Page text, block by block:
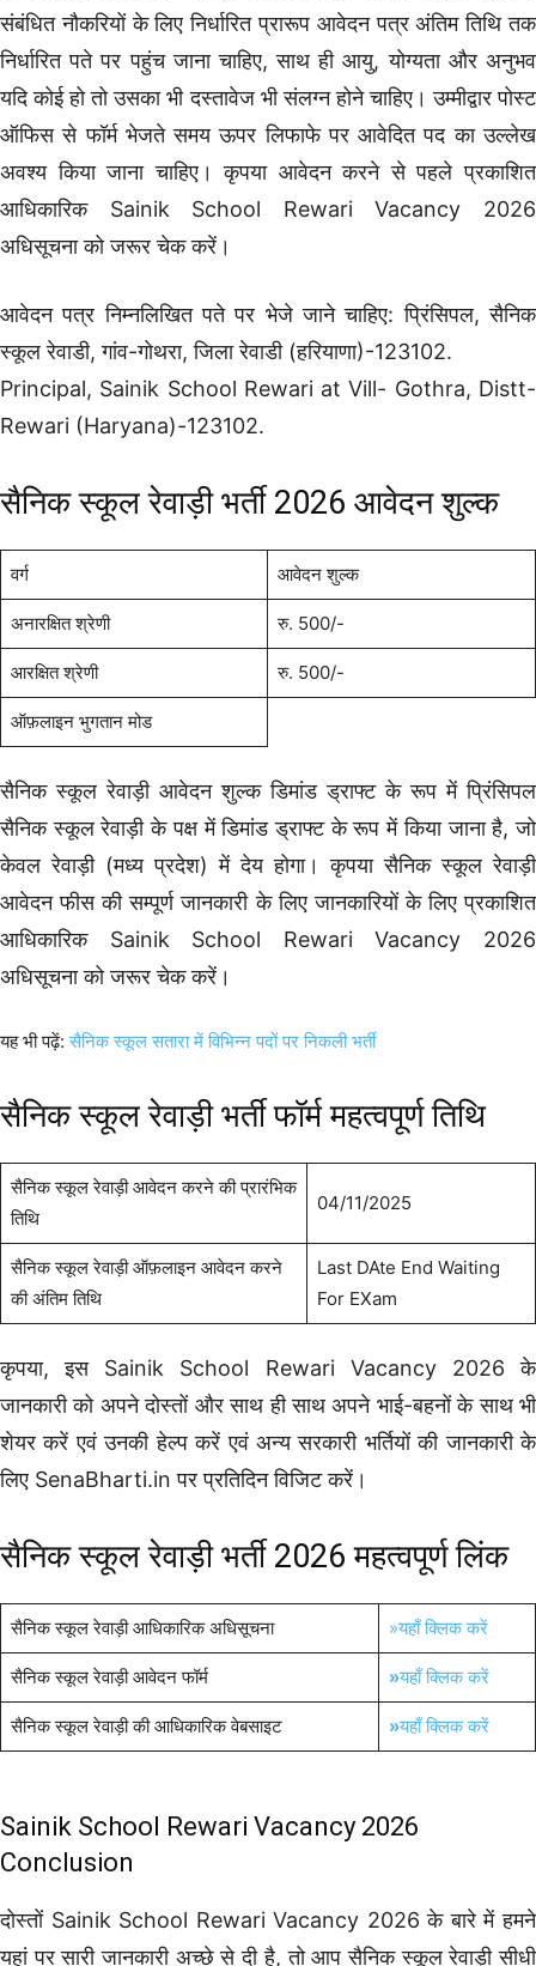
संबंधित नौकरियों के लिए निर्धारित प्रारूप आवेदन पत्र अंतिम तिथि तक
निर्धारित पते पर पहुंच जाना चाहिए, साथ ही आयु, योग्यता और अनुभव
यदि कोई हो तो उसका भी दस्तावेज भी संलग्न होने चाहिए। उम्मीद्वार पोस्ट
ऑफिस से फॉर्म भेजते समय ऊपर लिफाफे पर आवेदित पद का उल्लेख
अवश्य किया जाना चाहिए। कृपया आवेदन करने से पहले प्रकाशित
आधिकारिक Sainik School Rewari Vacancy 2026
अधिसूचना को जरूर चेक करें।
आवेदन पत्र निम्नलिखित पते पर भेजे जाने चाहिए: प्रिंसिपल, सैनिक
स्कूल रेवाडी, गांव-गोथरा, जिला रेवाडी (हरियाणा)-123102.
Principal, Sainik School Rewari at Vill- Gothra, Distt-
Rewari (Haryana)-123102.
सैनिक स्कूल रेवाड़ी भर्ती 2026 आवेदन शुल्क
वर्ग आवेदन शुल्क
अनारक्षित श्रेणी रु. 500/-
आरक्षित श्रेणी रु. 500/-
ऑफ़लाइन भुगतान मोड
सैनिक स्कूल रेवाड़ी आवेदन शुल्क डिमांड ड्राफ्ट के रूप में प्रिंसिपल
सैनिक स्कूल रेवाड़ी के पक्ष में डिमांड ड्राफ्ट के रूप में किया जाना है, जो
केवल रेवाड़ी (मध्य प्रदेश) में देय होगा। कृपया सैनिक स्कूल रेवाड़ी
आवेदन फीस की सम्पूर्ण जानकारी के लिए जानकारियों के लिए प्रकाशित
आधिकारिक Sainik School Rewari Vacancy 2026
अधिसूचना को जरूर चेक करें।
यह भी पढ़ें:सैनिक स्कूल सतारा में विभिन्न पदों पर निकली भर्ती
सैनिक स्कूल रेवाड़ी भर्ती फॉर्म महत्वपूर्ण तिथि
सैनिक स्कूल रेवाड़ी आवेदन करने की प्रारंभिक
तिथि
04/11/2025
सैनिक स्कूल रेवाड़ी ऑफ़लाइन आवेदन करने
की अंतिम तिथि
Last DAte End Waiting
For EXam
कृपया, इस Sainik School Rewari Vacancy 2026 के
जानकारी को अपने दोस्तों और साथ ही साथ अपने भाई-बहनों के साथ भी
शेयर करें एवं उनकी हेल्प करें एवं अन्य सरकारी भर्तियों की जानकारी के
लिए SenaBharti.in पर प्रतिदिन विजिट करें।
सैनिक स्कूल रेवाड़ी भर्ती 2026 महत्वपूर्ण लिंक
सैनिक स्कूल रेवाड़ी आधिकारिक अधिसूचना »यहाँ क्लिक करें
सैनिक स्कूल रेवाड़ी आवेदन फॉर्म »यहाँ क्लिक करें
सैनिक स्कूल रेवाड़ी की आधिकारिक वेबसाइट »यहाँ क्लिक करें
Sainik School Rewari Vacancy 2026
Conclusion
दोस्तों Sainik School Rewari Vacancy 2026 के बारे में हमने
यहां पर सारी जानकारी अच्छे से दी है, तो आप सैनिक स्कूल रेवाड़ी सीधी